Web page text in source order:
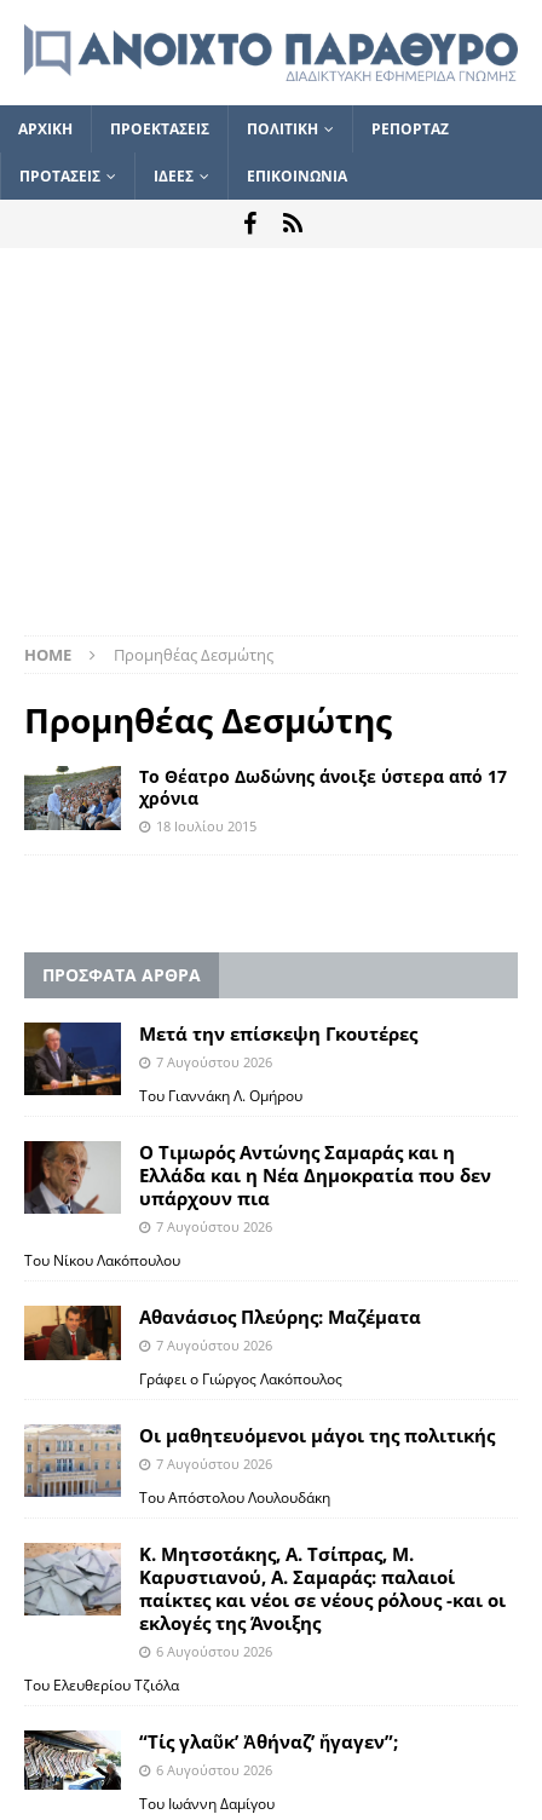
ΑΡΧΙΚΗ ΠΡΟΕΚΤΑΣΕΙΣ ΠΟΛΙΤΙΚΗ ΡΕΠΟΡΤΑΖ
ΠΡΟΤΑΣΕΙΣ ΙΔΕΕΣ ΕΠΙΚΟΙΝΩΝΙΑ
HOME Προμηθέας Δεσμώτης
Προμηθέας Δεσμώτης
Το Θέατρο Δωδώνης άνοιξε ύστερα από 17
χρόνια
18 Ιουλίου 2015
ΠΡΟΣΦΑΤΑ ΑΡΘΡΑ
Μετά την επίσκεψη Γκουτέρες
7 Αυγούστου 2026
Του Γιαννάκη Λ. Ομήρου
Ο Τιμωρός Αντώνης Σαμαράς και η
Ελλάδα και η Νέα Δημοκρατία που δεν
υπάρχουν πια
7 Αυγούστου 2026
Του Νίκου Λακόπουλου
Αθανάσιος Πλεύρης: Μαζέματα
7 Αυγούστου 2026
Γράφει ο Γιώργος Λακόπουλος
Οι μαθητευόμενοι μάγοι της πολιτικής
7 Αυγούστου 2026
Του Απόστολου Λουλουδάκη
Κ. Μητσοτάκης, Α. Τσίπρας, Μ.
Καρυστιανού, Α. Σαμαράς: παλαιοί
παίκτες και νέοι σε νέους ρόλους -και οι
εκλογές της Άνοιξης
6 Αυγούστου 2026
Του Ελευθερίου Τζιόλα
“Τίς γλαῦκ’ Ἀθήναζ’ ἤγαγεν”;
6 Αυγούστου 2026
Του Ιωάννη Δαμίγου